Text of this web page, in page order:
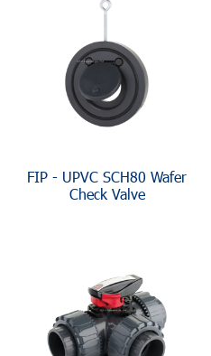
FIP - UPVC SCH80 Wafer
Check Valve